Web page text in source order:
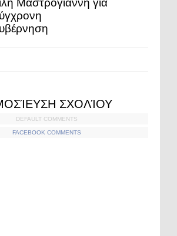
ΣΧΟΛΊΟΥ
DEFAULT COMMENTS
FACEBOOK COMMENTS